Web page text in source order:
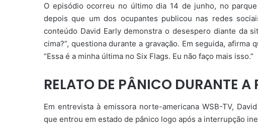
O episódio ocorreu no último dia 14 de junho, no
depois que um dos ocupantes publicou nas redes
conteúdo David Early demonstra o desespero diante da
cima?”, questiona durante a gravação. Em seguida,
“Essa é a minha última no Six Flags. Eu não faço mais isso.”
RELATO DE PÂNICO DURANTE A
Em entrevista à emissora norte-americana WSB-TV,
que entrou em estado de pânico logo após a interrupção